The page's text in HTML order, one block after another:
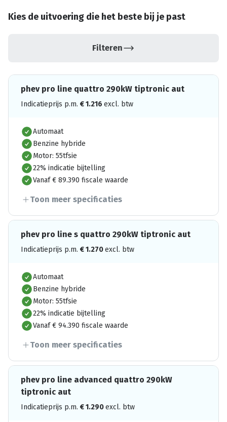
Kies de uitvoering die het beste bij je past
Filteren
phev pro line quattro 290kW tiptronic aut
Indicatieprijs p.m. €1.216 excl. btw
Automaat
Benzine hybride
Motor: 55tfsie
22% indicatie bijtelling
Vanaf € 89.390 fiscale waarde
Toon meer specificaties
phev pro line s quattro 290kW tiptronic aut
Indicatieprijs p.m. €1.270excl. btw
Automaat
Benzine hybride
Motor: 55tfsie
22% indicatie bijtelling
Vanaf € 94.390 fiscale waarde
Toon meer specificaties
phev pro line advanced quattro 290kW
tiptronic aut
Indicatieprijs p.m. €1.290excl. btw